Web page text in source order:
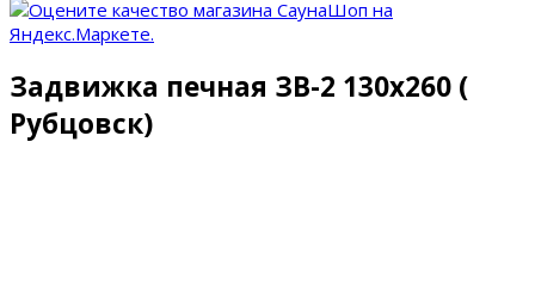
Задвижка печная ЗВ-2 130х260 (
Рубцовск)